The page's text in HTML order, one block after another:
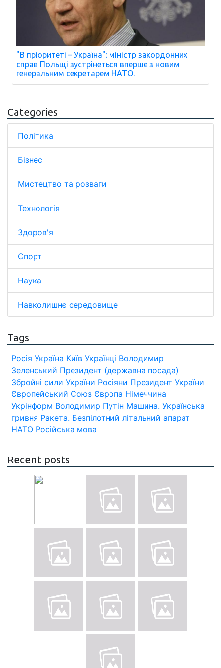
"В пріоритеті – Україна": міністр закордонних
справ Польщі зустрінеться вперше з новим
генеральним секретарем НАТО.
Categories
Політика
Бізнес
Мистецтво та розваги
Технологія
Здоров'я
Спорт
Наука
Навколишнє середовище
Tags
Росія Україна Київ Українці Володимир
Зеленський Президент (державна посада)
Збройні сили України Росіяни Президент України
Європейський Союз Європа Німеччина
Укрінформ Володимир Путін Машина. Українська
гривня Ракета. Безпілотний літальний апарат
НАТО Російська мова
Recent posts